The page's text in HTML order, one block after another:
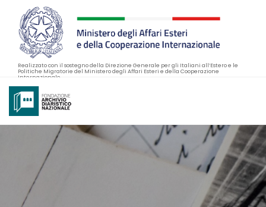
Realizzato con il sostegno della Direzione Generale per gli Italiani all’Estero e le
Politiche Migratorie del Ministero degli Affari Esteri e della Cooperazione
Internazionale